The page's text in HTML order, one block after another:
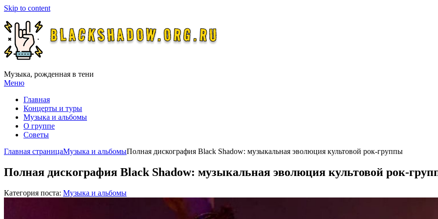
Skip to content
Музыка, рожденная в тени
Меню
Главная
Концерты и туры
Музыка и альбомы
О группе
Советы
Главная страницаМузыка и альбомыПолная дискография Black Shadow: музыкальная эволюция культовой рок-группы
Полная дискография Black Shadow: музыкальная эволюция культовой рок-
Категория поста: Музыка и альбомы